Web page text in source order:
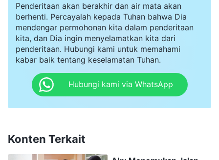
jika hatimu selalu tidak tenang, jika engkau tidak
memiliki kedamaian dan sukacita, dan sering
dilanda kekhawatiran dan kecemasan tentang
segala macam hal, menunjukkan apakah hal ini?
menerapkan kebenaran, tidak tetap teguh dalam
Penderitaan akan berakhir dan air mata akan
berhenti. Percayalah kepada Tuhan bahwa Dia
mendengar permohonan kita dalam penderitaan
kita, dan Dia ingin menyelamatkan kita dari
penderitaan. Hubungi kami untuk memahami
kabar baik tentang keselamatan Tuhan.
Hubungi kami via WhatsApp
Konten Terkait